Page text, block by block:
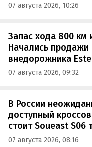
07 августа 2026, 10:26
Запас хода 800 км
Начались продажи
внедорожника
07 августа 2026, 09:32
В России
доступный
стоит Soueast S06
07 августа 2026, 08:16